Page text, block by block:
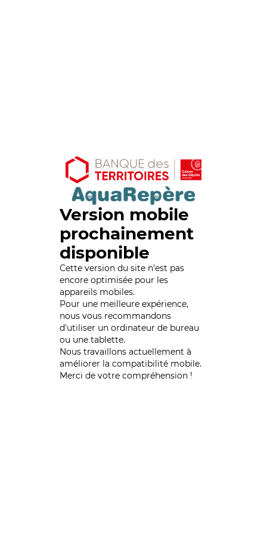
Version mobile
prochainement
disponible
Cette version du site n’est pas
encore optimisée pour les
appareils mobiles.
Pour une meilleure expérience,
nous vous recommandons
d'utiliser un ordinateur de bureau
ou une tablette.
Nous travaillons actuellement à
améliorer la compatibilité mobile.
Merci de votre compréhension !